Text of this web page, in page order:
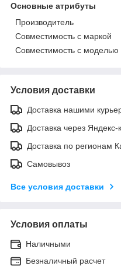
Основные атрибуты
Производитель
Совместимость с маркой
Совместимость с моделью
Условия доставки
Доставка нашими
Доставка через
Доставка по регионам
Самовывоз
Все условия доставки
Условия оплаты
Наличными
Безналичный расчет